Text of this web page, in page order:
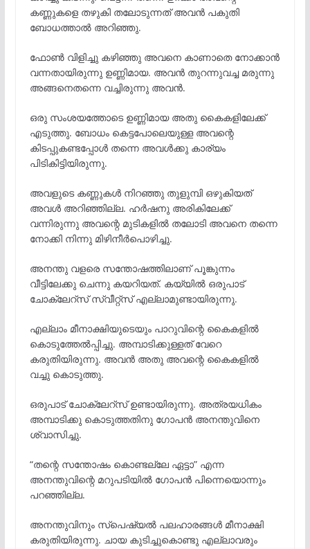
കണ്ണുകളെ തഴുകി തലോടുന്നത് അവൻ പകുതി
ബോധത്താൽ അറിഞ്ഞു.
ഫോൺ വിളിച്ചു കഴിഞ്ഞു അവനെ കാണാതെ നോക്കാൻ
വന്നതായിരുന്നു ഉണ്ണിമായ. അവൻ തുറന്നുവച്ച മരുന്നു
അങ്ങനെതന്നെ വച്ചിരുന്നു അവൻ.
ഒരു സംശയത്തോടെ ഉണ്ണിമായ അതു കൈകളിലേക്ക്
എടുത്തു. ബോധം കെട്ടപോലെയുള്ള അവന്റെ
കിടപ്പുകണ്ടപ്പോൾ തന്നെ അവൾക്കു കാര്യം
പിടികിട്ടിയിരുന്നു.
അവളുടെ കണ്ണുകൾ നിറഞ്ഞു തുളുമ്പി ഒഴുകിയത്
അവൾ അറിഞ്ഞില്ല. ഹർഷനു അരികിലേക്ക്
വന്നിരുന്നു അവന്റെ മുടികളിൽ തലോടി അവനെ തന്നെ
നോക്കി നിന്നു മിഴിനീർപൊഴിച്ചു.
അനന്തു വളരെ സന്തോഷത്തിലാണ് പൂങ്കുന്നം
വീട്ടിലേക്കു ചെന്നു കയറിയത്. കയ്യിൽ ഒരുപാട്
ചോക്ലേറ്സ് സ്വീറ്റ്‌സ് എല്ലാമുണ്ടായിരുന്നു.
എല്ലാം മീനാക്ഷിയുടെയും പാറുവിന്റെ കൈകളിൽ
കൊടുത്തേൽപ്പിച്ചു. അമ്പാടിക്കുള്ളത് വേറെ
കരുതിയിരുന്നു. അവൻ അതു അവന്റെ കൈകളിൽ
വച്ചു കൊടുത്തു.
ഒരുപാട് ചോക്ലേറ്സ് ഉണ്ടായിരുന്നു. അത്രയധികം
അമ്പാടിക്കു കൊടുത്തതിനു ഗോപൻ അനന്തുവിനെ
ശ്വാസിച്ചു.
“തന്റെ സന്തോഷം കൊണ്ടല്ലേ ഏട്ടാ” എന്ന
അനന്തുവിന്റെ മറുപടിയിൽ ഗോപൻ പിന്നെയൊന്നും
പറഞ്ഞില്ല.
അനന്തുവിനും സ്‌പെഷ്യൽ പലഹാരങ്ങൾ മീനാക്ഷി
കരുതിയിരുന്നു. ചായ കുടിച്ചുകൊണ്ടു എല്ലാവരും